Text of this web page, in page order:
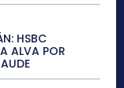
HSBC
ALVA POR